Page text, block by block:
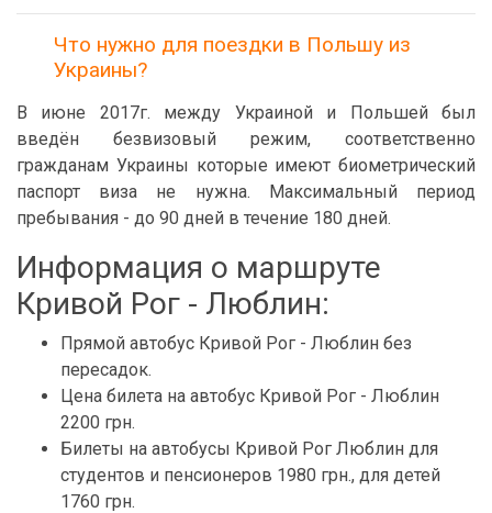
Что нужно для поездки в Польшу из
Украины?
В июне 2017г. между Украиной и Польшей был
введён безвизовый режим, соответственно
гражданам Украины которые имеют биометрический
паспорт виза не нужна. Максимальный период
пребывания - до 90 дней в течение 180 дней.
Информация о маршруте
Кривой Рог - Люблин:
Прямой автобус Кривой Рог - Люблин без
пересадок.
Цена билета на автобус Кривой Рог - Люблин
2200 грн.
Билеты на автобусы Кривой Рог Люблин для
студентов и пенсионеров 1980 грн., для детей
1760 грн.